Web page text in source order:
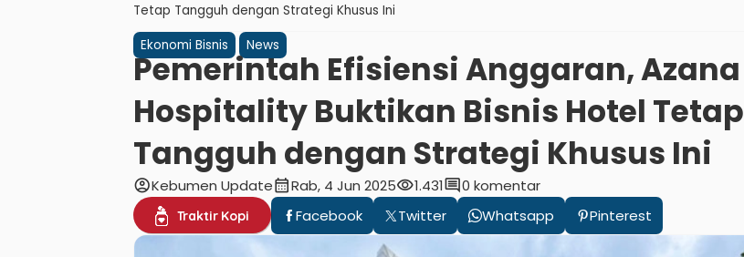
Tetap Tangguh dengan Strategi Khusus Ini
Ekonomi Bisnis
News
Pemerintah Efisiensi Anggaran, Azana
Hospitality Buktikan Bisnis Hotel Tetap
Tangguh dengan Strategi Khusus Ini
account_circleKebumen Updatecalendar_monthRab, 4 Jun 2025visibility1.431comment0 komentar
Traktir Kopi Facebook Twitter Whatsapp Pinterest